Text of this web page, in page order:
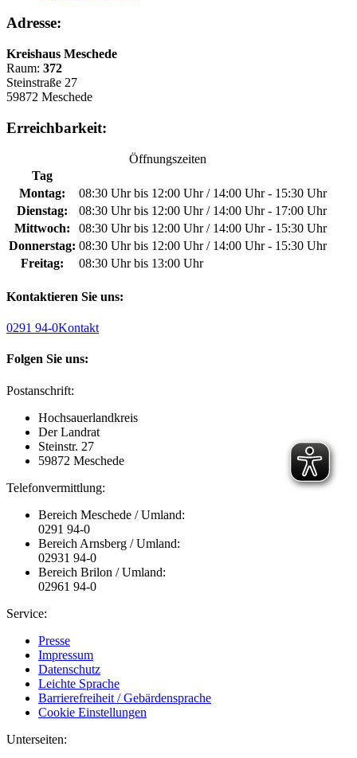
Adresse:
Kreishaus Meschede
Raum: 372
Steinstraße 27
59872 Meschede
Erreichbarkeit:
Öffnungszeiten
Tag
Montag:
08:30 Uhr bis 12:00 Uhr / 14:00 Uhr - 15:30 Uhr
Dienstag:
08:30 Uhr bis 12:00 Uhr / 14:00 Uhr - 17:00 Uhr
Mittwoch:
08:30 Uhr bis 12:00 Uhr / 14:00 Uhr - 15:30 Uhr
Donnerstag: 08:30 Uhr bis 12:00 Uhr / 14:00 Uhr - 15:30 Uhr
Freitag:
08:30 Uhr bis 13:00 Uhr
Kontaktieren Sie uns:
0291 94-0Kontakt
Folgen Sie uns:
Postanschrift:
Hochsauerlandkreis
Der Landrat
Steinstr. 27
59872 Meschede
Telefonvermittlung:
Bereich Meschede / Umland:
0291 94-0
Bereich Arnsberg / Umland:
02931 94-0
Bereich Brilon / Umland:
02961 94-0
Service:
Presse
Impressum
Datenschutz
Leichte Sprache
Barrierefreiheit / Gebärdensprache
Cookie Einstellungen
Unterseiten: